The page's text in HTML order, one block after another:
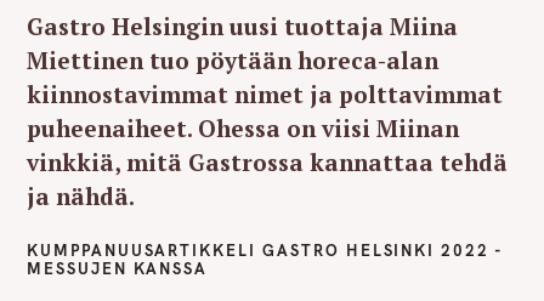
Gastro Helsingin uusi tuottaja Miina
Miettinen tuo pöytään horeca-alan
kiinnostavimmat nimet ja polttavimmat
puheenaiheet. Ohessa on viisi Miinan
vinkkiä, mitä Gastrossa kannattaa tehdä
ja nähdä.
KUMPPANUUSARTIKKELI GASTRO HELSINKI 2022 -
MESSUJEN KANSSA